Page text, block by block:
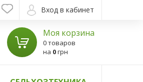
Вход в кабинет
Моя корзина
0 товаров
на 0грн